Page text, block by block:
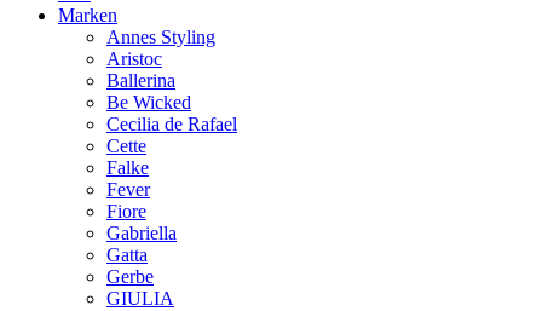
Marken
Annes Styling
Aristoc
Ballerina
Be Wicked
Cecilia de Rafael
Cette
Falke
Fever
Fiore
Gabriella
Gatta
Gerbe
GIULIA